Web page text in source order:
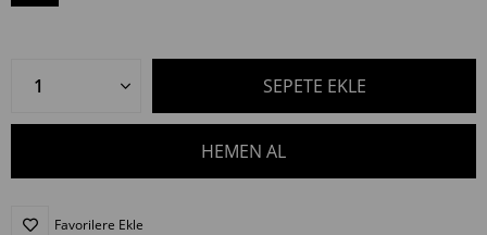
Favorilere Ekle